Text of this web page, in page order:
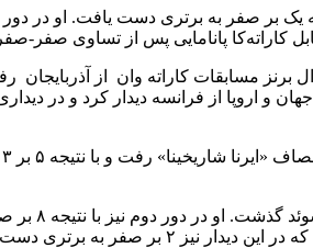
یک بر صفر به برتری دست یافت. او در
کاراته‌کا پانامایی پس از تساوی صفر-
اما در وزن